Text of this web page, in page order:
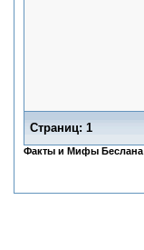
Страниц: 1
Факты и Мифы Беслана